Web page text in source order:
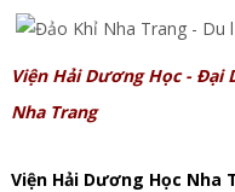
Viện Hải Dương Học -
Nha Trang
Viện Hải Dương Học Nha